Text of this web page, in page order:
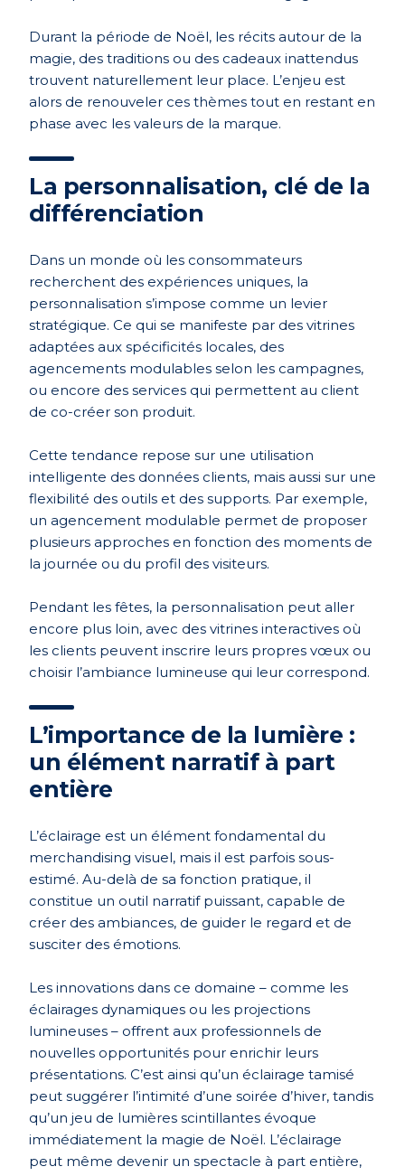
Durant la période de Noël, les récits autour de la
magie, des traditions ou des cadeaux inattendus
trouvent naturellement leur place. L’enjeu est
alors de renouveler ces thèmes tout en restant en
phase avec les valeurs de la marque.
La personnalisation, clé de la
différenciation
Dans un monde où les consommateurs
recherchent des expériences uniques, la
personnalisation s’impose comme un levier
stratégique. Ce qui se manifeste par des vitrines
adaptées aux spécificités locales, des
agencements modulables selon les campagnes,
ou encore des services qui permettent au client
de co-créer son produit.
Cette tendance repose sur une utilisation
intelligente des données clients, mais aussi sur une
flexibilité des outils et des supports. Par exemple,
un agencement modulable permet de proposer
plusieurs approches en fonction des moments de
la journée ou du profil des visiteurs.
Pendant les fêtes, la personnalisation peut aller
encore plus loin, avec des vitrines interactives où
les clients peuvent inscrire leurs propres vœux ou
choisir l’ambiance lumineuse qui leur correspond.
L’importance de la lumière :
un élément narratif à part
entière
L’éclairage est un élément fondamental du
merchandising visuel, mais il est parfois sous-
estimé. Au-delà de sa fonction pratique, il
constitue un outil narratif puissant, capable de
créer des ambiances, de guider le regard et de
susciter des émotions.
Les innovations dans ce domaine – comme les
éclairages dynamiques ou les projections
lumineuses – offrent aux professionnels de
nouvelles opportunités pour enrichir leurs
présentations. C’est ainsi qu’un éclairage tamisé
peut suggérer l’intimité d’une soirée d’hiver, tandis
qu’un jeu de lumières scintillantes évoque
immédiatement la magie de Noël. L’éclairage
peut même devenir un spectacle à part entière,